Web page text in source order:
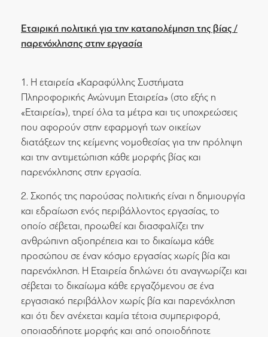
Εταιρική πολιτική για την καταπολέμηση της βίας /
παρενόχλησης στην εργασία
1. Η εταιρεία «Καραφύλλης Συστήματα
Πληροφορικής Ανώνυμη Εταιρεία» (στο εξής η
«Εταιρεία»), τηρεί όλα τα μέτρα και τις υποχρεώσεις
που αφορούν στην εφαρμογή των οικείων
διατάξεων της κείμενης νομοθεσίας για την πρόληψη
και την αντιμετώπιση κάθε μορφής βίας και
παρενόχλησης στην εργασία.
2. Σκοπός της παρούσας πολιτικής είναι η δημιουργία
και εδραίωση ενός περιβάλλοντος εργασίας, το
οποίο σέβεται, προωθεί και διασφαλίζει την
ανθρώπινη αξιοπρέπεια και το δικαίωμα κάθε
προσώπου σε έναν κόσμο εργασίας χωρίς βία και
παρενόχληση. Η Εταιρεία δηλώνει ότι αναγνωρίζει και
σέβεται το δικαίωμα κάθε εργαζόμενου σε ένα
εργασιακό περιβάλλον χωρίς βία και παρενόχληση
και ότι δεν ανέχεται καμία τέτοια συμπεριφορά,
οποιασδήποτε μορφής και από οποιοδήποτε